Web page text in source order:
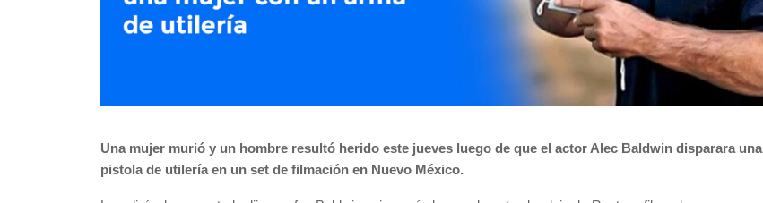
Una mujer murió y un hombre resultó herido este jueves luego de que el actor Alec Baldwin disparara una
pistola de utilería en un set de filmación en Nuevo México.